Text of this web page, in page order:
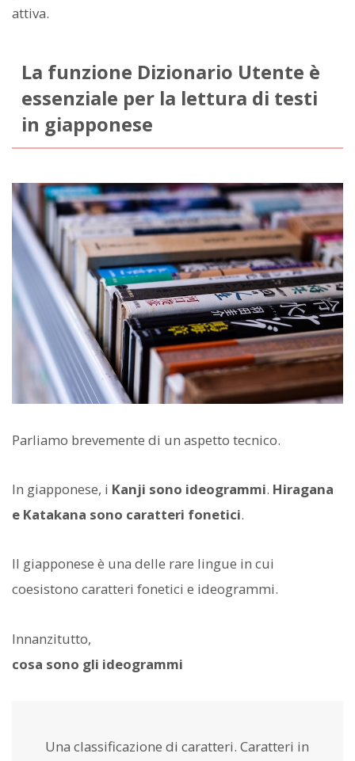
attiva.
La funzione Dizionario Utente è
essenziale per la lettura di testi
in giapponese
Parliamo brevemente di un aspetto tecnico.
In giapponese, i Kanji sono ideogrammi. Hiragana
e Katakana sono caratteri fonetici.
Il giapponese è una delle rare lingue in cui
coesistono caratteri fonetici e ideogrammi.
Innanzitutto,
cosa sono gli ideogrammi
Una classificazione di caratteri. Caratteri in